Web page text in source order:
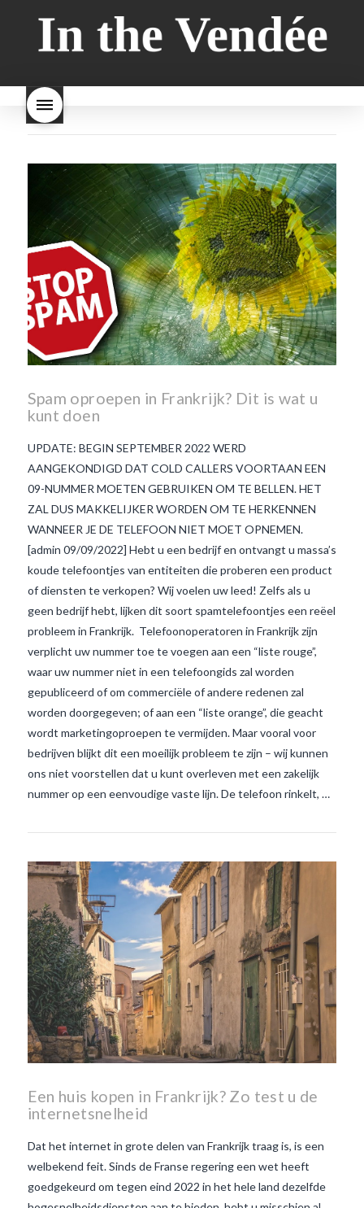
wat is melkbrood
zijn melk
brood en brioche hetzelfde
brood
verkocht
is Beaujolais
Nouveau een fruitige wijn
kooldioxiderijke omgeving.
Nouveau naar? wat is
wanneer is beaujolais dag
wanneer is beaujolais
nouveau dag Wat is de dag
van Beaujolais Nouveau wat
is de traditie rond beaujolais
nouveau wat maakt
Beaujolais Nouveau zo
speciaal wat zijn tannines
witte beaujolais nouveau
VIEW POST
Spam oproepen in Frankrijk? Dit is wat u
kunt doen
UPDATE: BEGIN SEPTEMBER 2022 WERD
AANGEKONDIGD DAT COLD CALLERS VOORTAAN EEN
09-NUMMER MOETEN GEBRUIKEN OM TE BELLEN. HET
ZAL DUS MAKKELIJKER WORDEN OM TE HERKENNEN
WANNEER JE DE TELEFOON NIET MOET OPNEMEN.
[admin 09/09/2022] Hebt u een bedrijf en ontvangt u massa’s
koude telefoontjes van entiteiten die proberen een product
of diensten te verkopen? Wij voelen uw leed! Zelfs als u
geen bedrijf hebt, lijken dit soort spamtelefoontjes een reëel
probleem in Frankrijk. Telefoonoperatoren in Frankrijk zijn
verplicht uw nummer toe te voegen aan een “liste rouge”,
waar uw nummer niet in een telefoongids zal worden
gepubliceerd of om commerciële of andere redenen zal
worden doorgegeven; of aan een “liste orange”, die geacht
wordt marketingoproepen te vermijden. Maar vooral voor
bedrijven blijkt dit een moeilijk probleem te zijn – wij kunnen
ons niet voorstellen dat u kunt overleven met een zakelijk
nummer op een eenvoudige vaste lijn. De telefoon rinkelt, …
Een huis kopen in Frankrijk? Zo test u de
internetsnelheid
Dat het internet in grote delen van Frankrijk traag is, is een
welbekend feit. Sinds de Franse regering een wet heeft
goedgekeurd om tegen eind 2022 in het hele land dezelfde